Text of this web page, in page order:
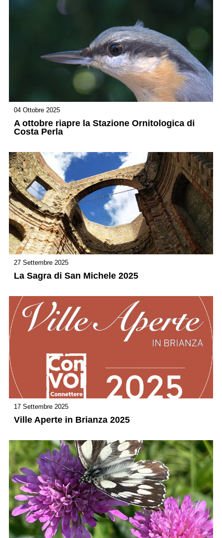
04 Ottobre 2025
A ottobre riapre la Stazione Ornitologica di
Costa Perla
27 Settembre 2025
La Sagra di San Michele 2025
17 Settembre 2025
Ville Aperte in Brianza 2025